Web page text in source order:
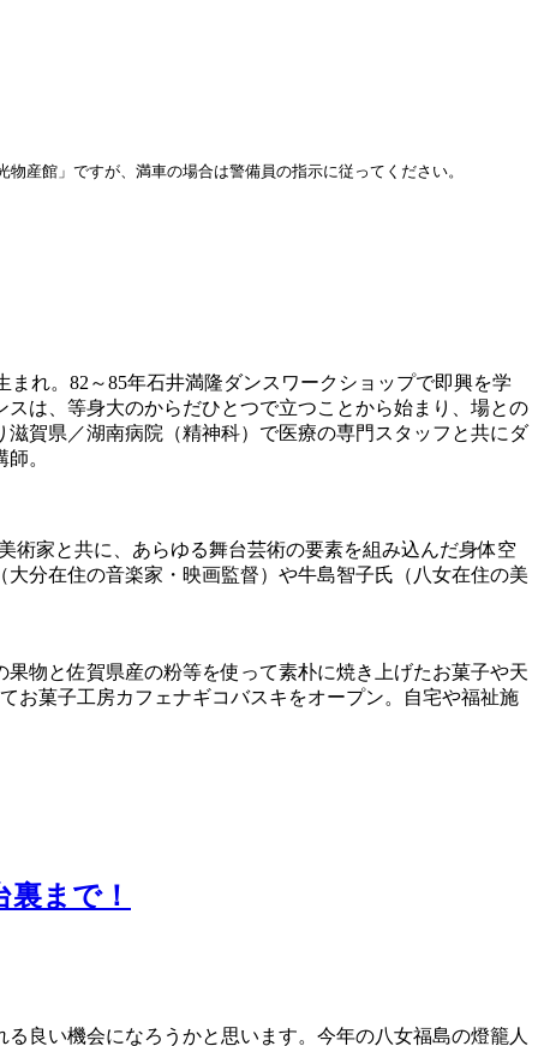
産館」ですが、満車の場合は警備員の指示に従ってください。
れ。82～85年石井満隆ダンスワークショップで即興を学
は、等身大のからだひとつで立つことから始まり、場との
賀県／湖南病院（精神科）で医療の専門スタッフと共にダ
。
術家と共に、あらゆる舞台芸術の要素を組み込んだ身体空
分在住の音楽家・映画監督）や牛島智子氏（八女在住の美
物と佐賀県産の粉等を使って素朴に焼き上げたお菓子や天
お菓子工房カフェナギコバスキをオープン。自宅や福祉施
まで！
良い機会になろうかと思います。今年の八女福島の燈籠人